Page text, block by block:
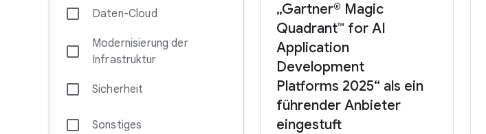
Daten-Cloud
Modernisierung der
Infrastruktur
Sicherheit
Sonstiges
„Gartner® Magic
Quadrant™ for AI
Application
Development
Platforms 2025“ als ein
führender Anbieter
eingestuft